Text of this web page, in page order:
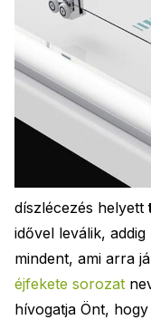
díszlécezés helyett
idővel leválik,
mindent, ami arra
éjfekete sorozat
hívogatja Önt,